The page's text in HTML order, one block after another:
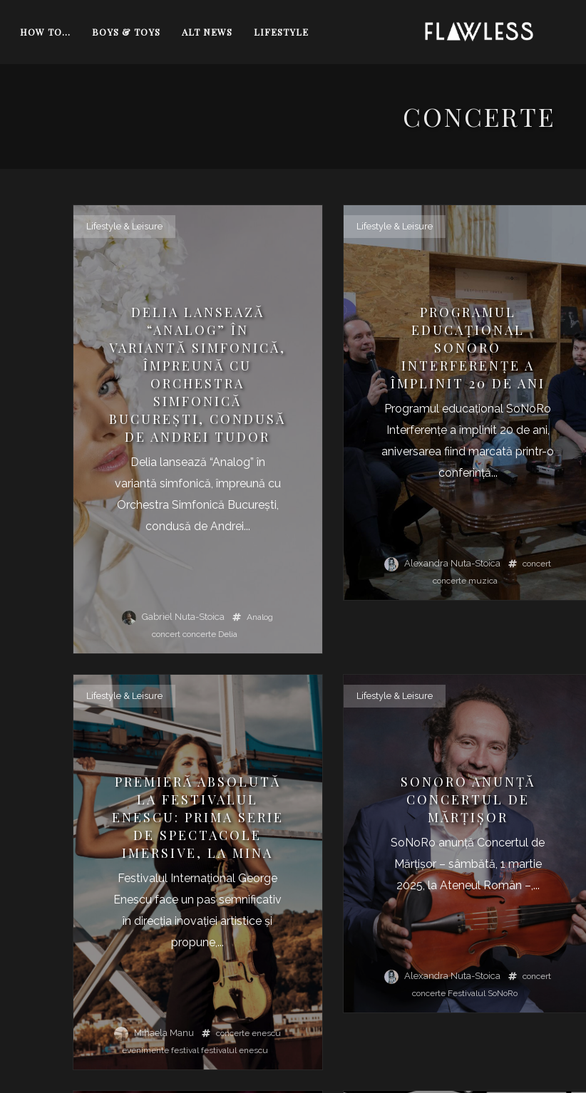
HOW TO… BOYS & TOYS ALT NEWS LIFESTYLE
CONCERTE
Lifestyle & Leisure
DELIA LANSEAZĂ
“ANALOG” ÎN
VARIANTĂ SIMFONICĂ,
ÎMPREUNĂ CU
ORCHESTRA
SIMFONICĂ
BUCUREȘTI, CONDUSĂ
DE ANDREI TUDOR
Delia lansează “Analog” în
variantă simfonică, împreună cu
Orchestra Simfonică București,
condusă de Andrei...
Gabriel Nuta-Stoica
Analog
concert concerte Delia
Lifestyle & Leisure
PROGRAMUL
EDUCAȚIONAL
SONORO
INTERFERENȚE A
ÎMPLINIT 20 DE ANI
Programul educațional SoNoRo
Interferențe a împlinit 20 de ani,
aniversarea fiind marcată printr-o
conferință...
Alexandra Nuta-Stoica
concert
concerte muzica
Lifestyle & Leisure
PREMIERĂ ABSOLUTĂ
LA FESTIVALUL
ENESCU: PRIMA SERIE
DE SPECTACOLE
IMERSIVE, LA MINA
Festivalul Internațional George
Enescu face un pas semnificativ
în direcția inovației artistice și
propune,...
Mihaela Manu concerte enescu
evenimente festival festivalul enescu
Lifestyle & Leisure
SONORO ANUNŢĂ
CONCERTUL DE
MĂRŢIŞOR
SoNoRo anunță Concertul de
Mărțișor – sâmbătă, 1 martie
2025, la Ateneul Român –,...
Alexandra Nuta-Stoica
concert
concerte Festivalul SoNoRo